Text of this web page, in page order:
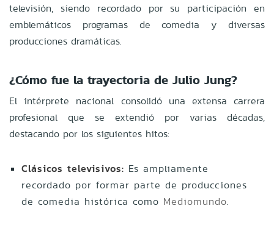
televisión, siendo recordado por su participación en
emblemáticos programas de comedia y diversas
producciones dramáticas.
¿Cómo fue la trayectoria de Julio Jung?
El intérprete nacional consolidó una extensa carrera
profesional que se extendió por varias décadas,
destacando por los siguientes hitos:
Clásicos televisivos: Es ampliamente
recordado por formar parte de producciones
de comedia histórica como Mediomundo.